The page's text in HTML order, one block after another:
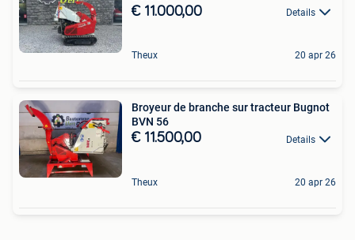
€ 11.000,00 Details
Theux 20 apr 26
Broyeur de branche sur tracteur Bugnot
BVN 56
€ 11.500,00 Details
Theux 20 apr 26